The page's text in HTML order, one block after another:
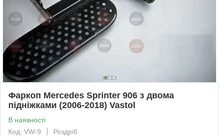
Фаркоп Mercedes Sprinter 906 з двома
підніжками (2006-2018) Vastol
В наявності
Код: VW-9
Роздріб